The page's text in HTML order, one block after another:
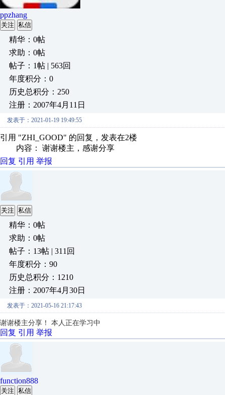
ppzhang
关注 私信
精华：0帖
求助：0帖
帖子：1帖 | 563回
年度积分：0
历史总积分：250
注册：2007年4月11日
发表于：2021-01-19 19:49:55
引用 "ZHI_GOOD" 的回复，发表在2楼
内容： 谢谢楼主，感谢分享
回复 引用 举报
关注 私信
精华：0帖
求助：0帖
帖子：13帖 | 311回
年度积分：90
历史总积分：1210
注册：2007年4月30日
发表于：2021-05-16 21:17:43
谢谢楼主分享！ 本人正在学习中
回复 引用 举报
function888
关注 私信